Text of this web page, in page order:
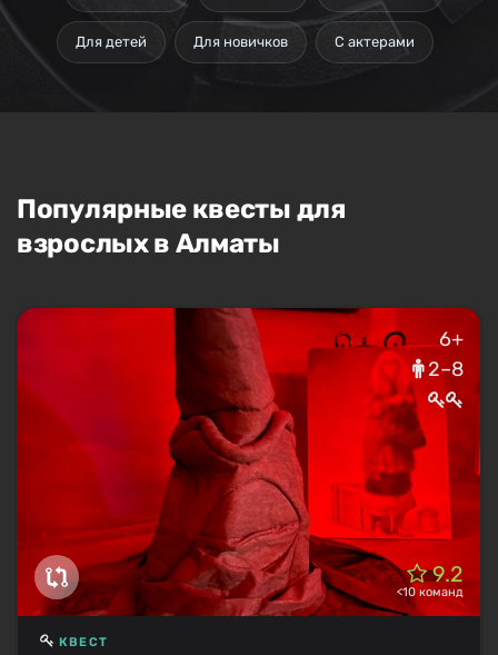
Для детей Для новичков С актерами
Популярные квесты для
взрослых в Алматы
6+
2–8
9.2
<10 команд
КВЕСТ